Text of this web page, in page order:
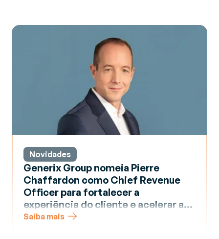
Novidades
Generix Group nomeia Pierre
Chaffardon como Chief Revenue
Officer para fortalecer a
experiência do cliente e acelerar a
dinâmica comercial
Saiba mais